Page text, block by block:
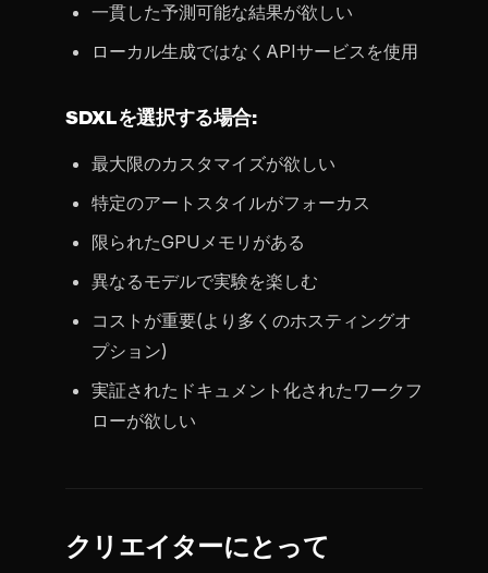
一貫した予測可能な結果が欲しい
ローカル生成ではなくAPIサービスを使用
SDXLを選択する場合:
最大限のカスタマイズが欲しい
特定のアートスタイルがフォーカス
限られたGPUメモリがある
異なるモデルで実験を楽しむ
コストが重要(より多くのホスティングオ
プション)
実証されたドキュメント化されたワークフ
ローが欲しい
クリエイターにとって